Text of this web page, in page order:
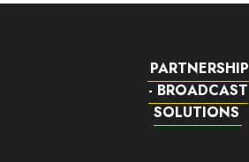
PARTNERSHIP
- BROADCAST
SOLUTIONS